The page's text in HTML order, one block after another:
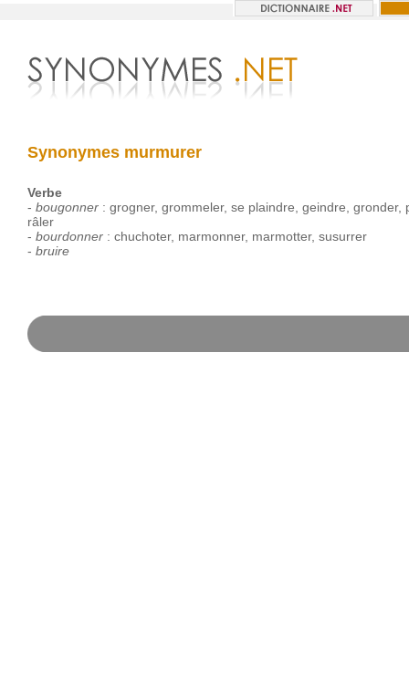
Synonymes murmurer
Verbe
- bougonner: grogner, grommeler, se plaindre geindre gronder,
râler
- bourdonner: chuchoter, marmonner, marmotter, susurrer
- bruire